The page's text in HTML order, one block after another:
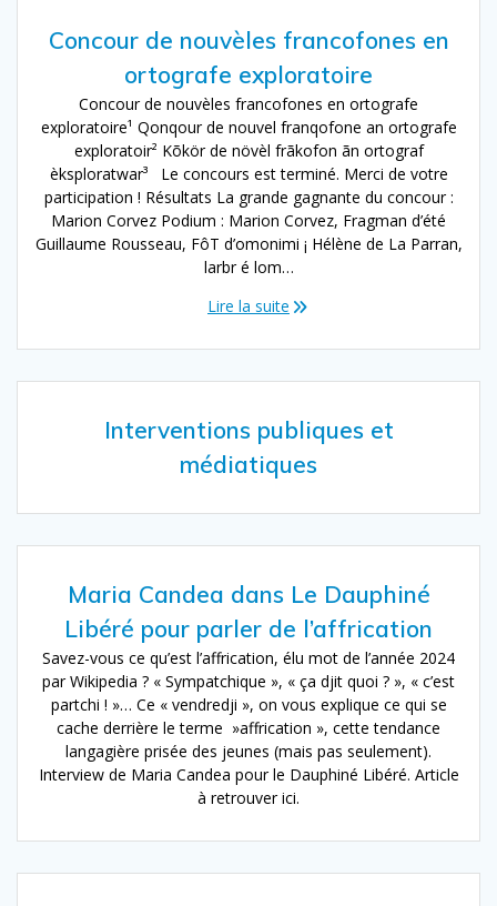
Concour de nouvèles francofones en
ortografe exploratoire
Concour de nouvèles francofones en ortografe
exploratoire¹ Qonqour de nouvel franqofone an ortografe
exploratoir² Kõkör de növèl frãkofon ãn ortograf
èksploratwar³ Le concours est terminé. Merci de votre
participation ! Résultats La grande gagnante du concour :
Marion Corvez Podium : Marion Corvez, Fragman d’été
Guillaume Rousseau, FôT d’omonimi ¡ Hélène de La Parran,
larbr é lom…
Lire la suite
Interventions publiques et
médiatiques
Maria Candea dans Le Dauphiné
Libéré pour parler de l’affrication
Savez-vous ce qu’est l’affrication, élu mot de l’année 2024
par Wikipedia ? « Sympatchique », « ça djit quoi ? », « c’est
partchi ! »… Ce « vendredji », on vous explique ce qui se
cache derrière le terme »affrication », cette tendance
langagière prisée des jeunes (mais pas seulement).
Interview de Maria Candea pour le Dauphiné Libéré. Article
à retrouver ici.